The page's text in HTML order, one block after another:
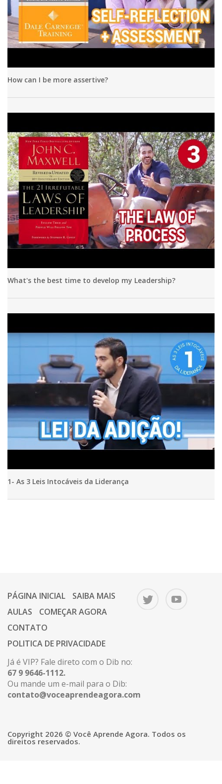
How can I be more assertive?
What's the best time to develop my Leadership?
1- As 3 Leis Intocáveis da Liderança
PÁGINA INICIAL
SAIBA MAIS
AULAS
COMEÇAR AGORA
CONTATO
POLITICA DE PRIVACIDADE
Já é VIP? Fale direto com o Dib no:
67 9 9646-1112.
Ou mande um e-mail para o Dib:
contato@voceaprendeagora.com
Copyright 2026 © Você Aprende Agora. Todos os
direitos reservados.